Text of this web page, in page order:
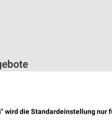
wird die Standardeinstellung